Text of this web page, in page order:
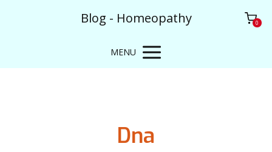
Blog - Homeopathy 0
MENU
Dna